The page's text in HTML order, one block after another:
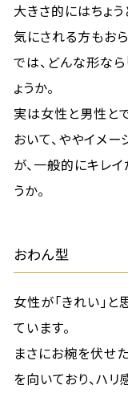
大きさ的にはちょ
気にされる方もおら
では、どんな形な
ょうか。
実は女性と男性と
おいて、ややイメ
が、一般的にキレ
うか。
おわん型
女性が「きれい」
ています。
まさにお椀を伏せ
を向いており、ハリ